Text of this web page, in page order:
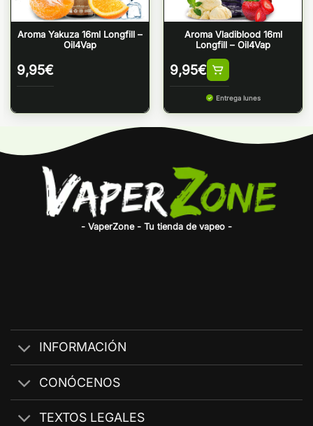
Aroma Yakuza 16ml Longfill –
Oil4Vap
9,95€
Aroma Vladiblood 16ml
Longfill – Oil4Vap
9,95€
Entrega lunes
- VaperZone - Tu tienda de vapeo -
INFORMACIÓN
CONÓCENOS
TEXTOS LEGALES